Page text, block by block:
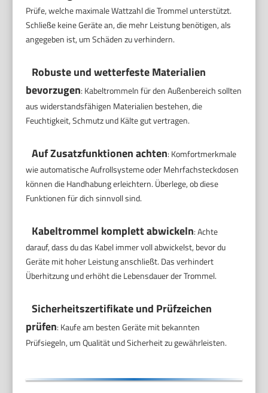
Prüfe, welche maximale Wattzahl die Trommel unterstützt.
Schließe keine Geräte an, die mehr Leistung benötigen, als
angegeben ist, um Schäden zu verhindern.
Robuste und wetterfeste Materialien
bevorzugen: Kabeltrommeln für den Außenbereich sollten
aus widerstandsfähigen Materialien bestehen, die
Feuchtigkeit, Schmutz und Kälte gut vertragen.
Auf Zusatzfunktionen achten: Komfortmerkmale
wie automatische Aufrollsysteme oder Mehrfachsteckdosen
können die Handhabung erleichtern. Überlege, ob diese
Funktionen für dich sinnvoll sind.
Kabeltrommel komplett abwickeln: Achte
darauf, dass du das Kabel immer voll abwickelst, bevor du
Geräte mit hoher Leistung anschließt. Das verhindert
Überhitzung und erhöht die Lebensdauer der Trommel.
Sicherheitszertifikate und Prüfzeichen
prüfen: Kaufe am besten Geräte mit bekannten
Prüfsiegeln, um Qualität und Sicherheit zu gewährleisten.